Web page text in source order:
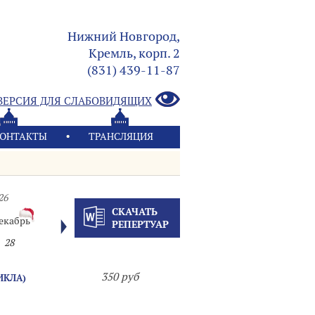
Нижний Новгород,
Кремль, корп. 2
(831) 439-11-87
ДЛЯ СЛАБОВИДЯЩИХ
ТРАНСЛЯЦИЯ
28
СКАЧАТЬ
РЕПЕРТУАР
350 руб